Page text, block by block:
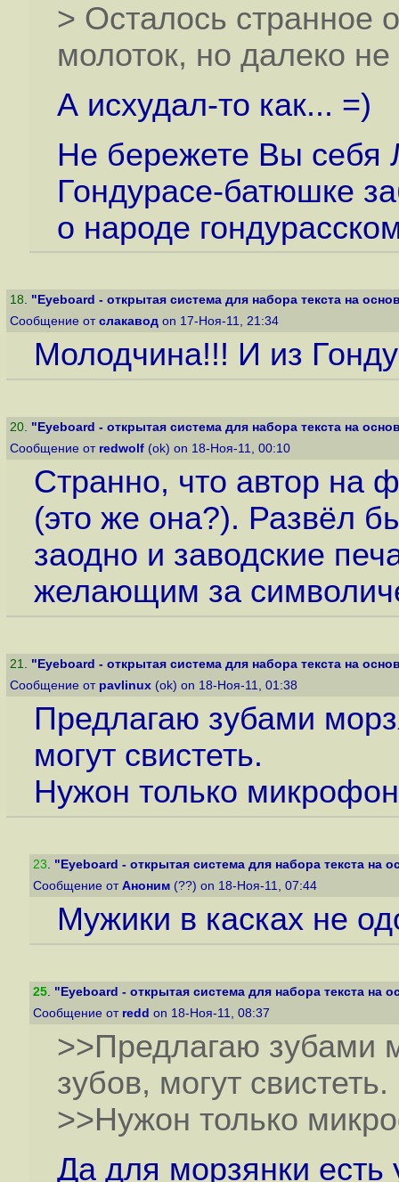
> Осталось странное
молоток, но далеко
А исхудал-то как... =)
Не бережете Вы себя
Гондурасе-батюшке
о народе
18. "Eyeboard - открытая система для набора текста на
Сообщение от слакавод on 17-Ноя-11, 21:34
Молодчина!!! И из
20. "Eyeboard - открытая система для набора текста на
Сообщение от redwolf (ok) on 18-Ноя-11, 00:10
Странно, что автор на
(это же она?). Развёл
заодно и заводские
желающим за
21. "Eyeboard - открытая система для набора текста на
Сообщение от pavlinux (ok) on 18-Ноя-11, 01:38
Предлагаю зубами
могут свистеть.
Нужон только
23. "Eyeboard - открытая система для набора текста на
Сообщение от Аноним (??) on 18-Ноя-11, 07:44
Мужики в касках не
25. "Eyeboard - открытая система для набора текста на
Сообщение от redd on 18-Ноя-11, 08:37
>>Предлагаю зубами
зубов, могут свистеть.
>>Нужон только
Да для морзянки есть